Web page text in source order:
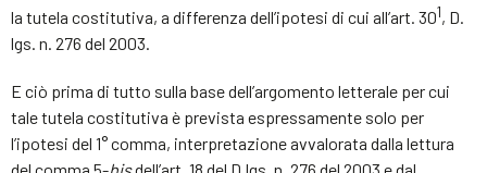
la tutela costitutiva, a differenza dell’ipotesi di cui all’art. 301, D.
lgs. n. 276 del 2003.
E ciò prima di tutto sulla base dell’argomento letterale per cui
tale tutela costitutiva è prevista espressamente solo per
l’ipotesi del 1° comma, interpretazione avvalorata dalla lettura